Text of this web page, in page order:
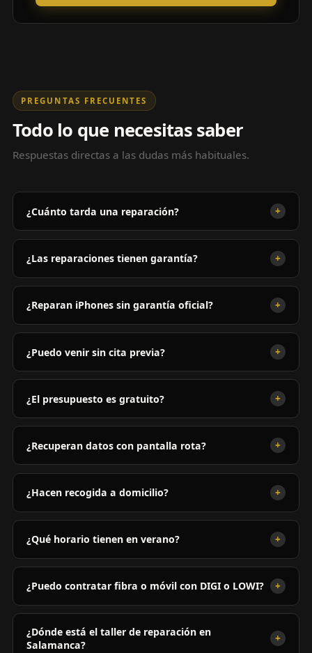
PREGUNTAS FRECUENTES
Todo lo que necesitas saber
Respuestas directas a las dudas más habituales.
¿Cuánto tarda una reparación? +
¿Las reparaciones tienen garantía? +
¿Reparan iPhones sin garantía oficial? +
¿Puedo venir sin cita previa? +
¿El presupuesto es gratuito? +
¿Recuperan datos con pantalla rota? +
¿Hacen recogida a domicilio? +
¿Qué horario tienen en verano? +
¿Puedo contratar fibra o móvil con DIGI o LOWI? +
¿Dónde está el taller de reparación en
Salamanca?
+